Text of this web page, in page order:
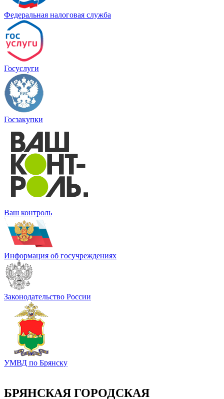
Федеральная налоговая служба
Госуслуги
Госзакупки
Ваш контроль
Информация об госучреждениях
Законодательство России
УМВД по Брянску
БРЯНСКАЯ ГОРОДСКАЯ